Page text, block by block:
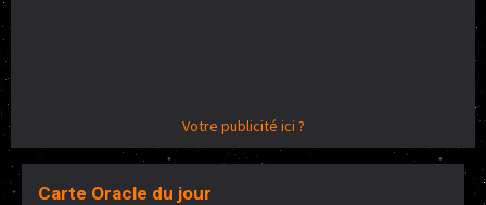
Votre publicité ici ?
Carte Oracle du jour